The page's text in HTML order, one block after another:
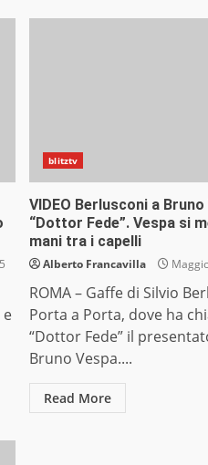
e
blitztv
VIDEO Berlusconi a Bruno
“Dottor Fede”. Vespa si
mani tra i capelli
Alberto Francavilla
ROMA – Gaffe di Silvio
Porta a Porta, dove ha
“Dottor Fede” il
Bruno Vespa....
Read More